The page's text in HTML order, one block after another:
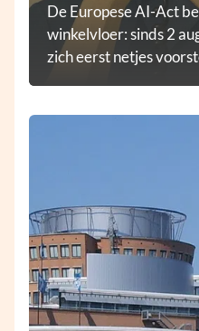
De Europese AI-Act
winkelvloer: sinds 2
zich eerst netjes